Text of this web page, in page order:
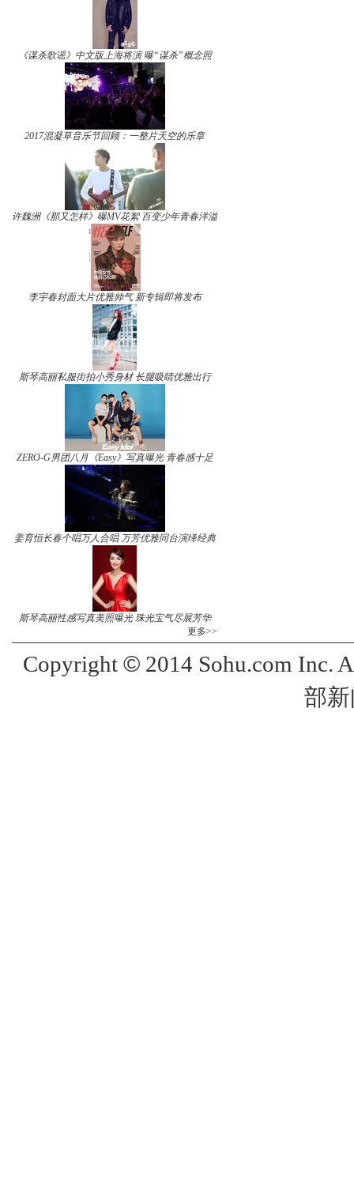
《谋杀歌谣》中文版上海将演 曝“谋杀”概念照
2017混凝草音乐节回顾：一整片天空的乐章
许魏洲《那又怎样》曝MV花絮 百变少年青春洋溢
李宇春封面大片优雅帅气 新专辑即将发布
斯琴高丽私服街拍小秀身材 长腿吸睛优雅出行
ZERO-G男团八月《Easy》写真曝光 青春感十足
姜育恒长春个唱万人合唱 万芳优雅同台演绎经典
斯琴高丽性感写真美照曝光 珠光宝气尽展芳华
更多>>
Copyright ©2014 Sohu.com Inc.
部